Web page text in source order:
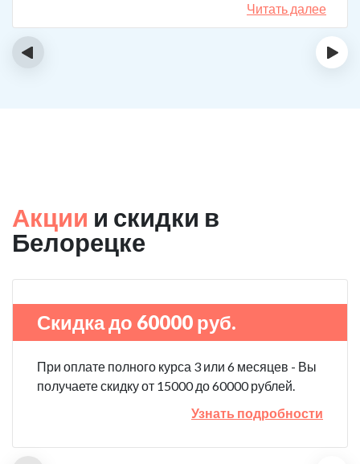
Читать далее
‹ ›
Акции и скидки в
Белорецке
Скидка до 60000 руб.
При оплате полного курса 3 или 6 месяцев - Вы
получаете скидку от 15000 до 60000 рублей.
Узнать подробности